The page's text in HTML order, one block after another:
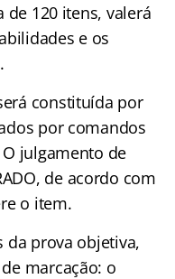
120 itens, valerá
e os
constituída por
por comandos
julgamento de
de acordo com
o item.
da prova objetiva,
marcação: o